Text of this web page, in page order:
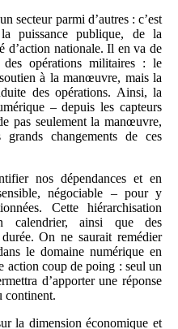
secteur parmi d’autres : c’est
puissance publique, de la
d’action nationale. Il en va de
opérations militaires : le
à la manœuvre, mais la
des opérations. Ainsi, la
– depuis les capteurs
pas seulement la manœuvre,
changements de ces
nos dépendances et en
négociable – pour y
Cette hiérarchisation
calendrier, ainsi que des
On ne saurait remédier
le domaine numérique en
action coup de poing : seul un
d’apporter une réponse
continent.
la dimension économique et